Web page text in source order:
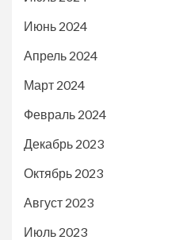
Июнь 2024
Апрель 2024
Март 2024
Февраль 2024
Декабрь 2023
Октябрь 2023
Август 2023
Июль 2023